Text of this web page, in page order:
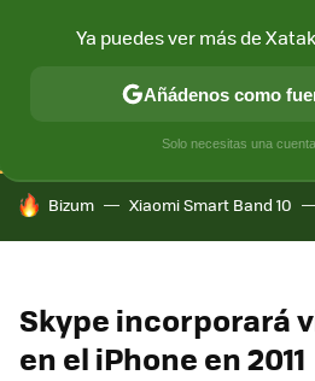
CONECTIVIDAD MÓVIL Y
HOY SE HABLA DE
Bizum Xiaomi Smart Band 10
Skype incorporará
en el iPhone en 2011
Ya puedes ver más de
Añádenos como
Solo necesitas una